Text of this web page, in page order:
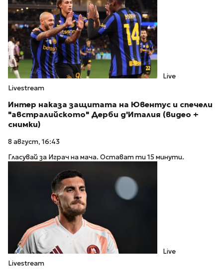
Live
Livestream
Интер наказа защитата на Ювентус и спечели
"австралийското" Дерби д'Италия (видео +
снимки)
8 август, 16:43
Гласувай за Играч на мача. Остават ти 15 минути.
Live
Livestream